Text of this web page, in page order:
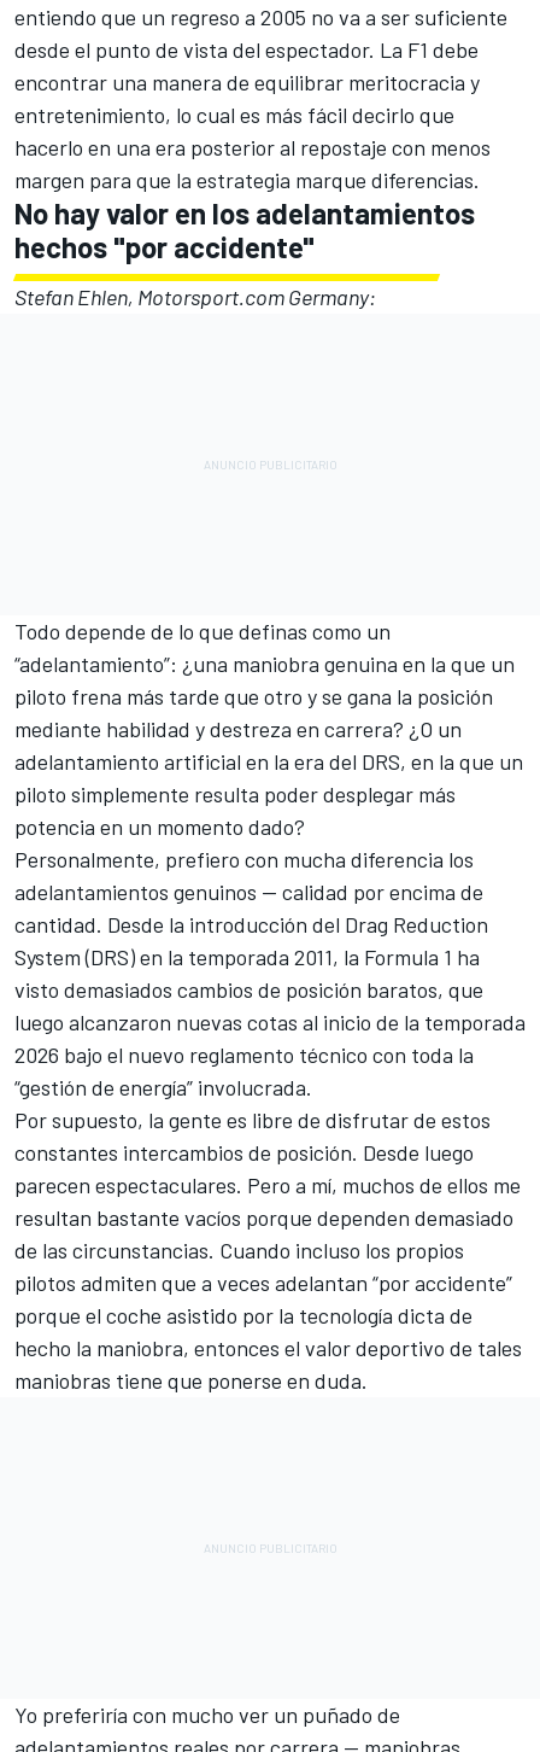
entiendo que un regreso a 2005 no va a ser suficiente
desde el punto de vista del espectador. La F1 debe
encontrar una manera de equilibrar meritocracia y
entretenimiento, lo cual es más fácil decirlo que
hacerlo en una era posterior al repostaje con menos
margen para que la estrategia marque diferencias.
No hay valor en los adelantamientos
hechos "por accidente"
Stefan Ehlen, Motorsport.com Germany:
Todo depende de lo que definas como un
“adelantamiento”: ¿una maniobra genuina en la que un
piloto frena más tarde que otro y se gana la posición
mediante habilidad y destreza en carrera? ¿O un
adelantamiento artificial en la era del DRS, en la que un
piloto simplemente resulta poder desplegar más
potencia en un momento dado?
Personalmente, prefiero con mucha diferencia los
adelantamientos genuinos — calidad por encima de
cantidad. Desde la introducción del Drag Reduction
System (DRS) en la temporada 2011, la Formula 1 ha
visto demasiados cambios de posición baratos, que
luego alcanzaron nuevas cotas al inicio de la temporada
2026 bajo el nuevo reglamento técnico con toda la
“gestión de energía” involucrada.
Por supuesto, la gente es libre de disfrutar de estos
constantes intercambios de posición. Desde luego
parecen espectaculares. Pero a mí, muchos de ellos me
resultan bastante vacíos porque dependen demasiado
de las circunstancias. Cuando incluso los propios
pilotos admiten que a veces adelantan “por accidente”
porque el coche asistido por la tecnología dicta de
hecho la maniobra, entonces el valor deportivo de tales
maniobras tiene que ponerse en duda.
Yo preferiría con mucho ver un puñado de